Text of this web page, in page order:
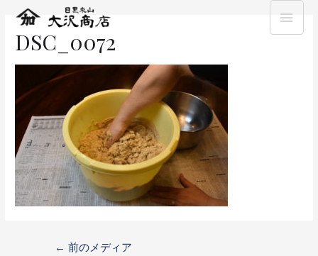
DSC_0072
← 前のメディア